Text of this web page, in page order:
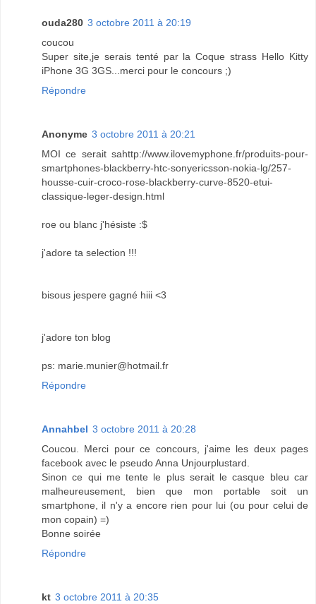
ouda280 3 octobre 2011 à 20:19
coucou
Super site,je serais tenté par la Coque strass Hello Kitty
iPhone 3G 3GS...merci pour le concours ;)
Répondre
Anonyme 3 octobre 2011 à 20:21
MOI ce serait sahttp://www.ilovemyphone.fr/produits-pour-
smartphones-blackberry-htc-sonyericsson-nokia-lg/257-
housse-cuir-croco-rose-blackberry-curve-8520-etui-
classique-leger-design.html
roe ou blanc j'hésiste :$
j'adore ta selection !!!
bisous jespere gagné hiii <3
j'adore ton blog
ps: marie.munier@hotmail.fr
Répondre
Annahbel 3 octobre 2011 à 20:28
Coucou. Merci pour ce concours, j'aime les deux pages
facebook avec le pseudo Anna Unjourplustard.
Sinon ce qui me tente le plus serait le casque bleu car
malheureusement, bien que mon portable soit un
smartphone, il n'y a encore rien pour lui (ou pour celui de
mon copain) =)
Bonne soirée
Répondre
kt 3 octobre 2011 à 20:35